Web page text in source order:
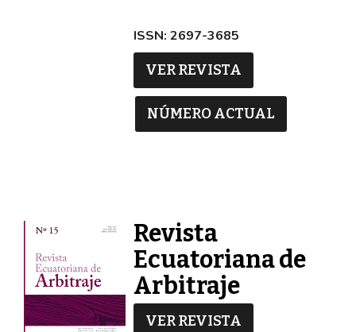
ISSN: 2697-3685
VER REVISTA
NÚMERO ACTUAL
Revista
Ecuatoriana de
Arbitraje
VER REVISTA